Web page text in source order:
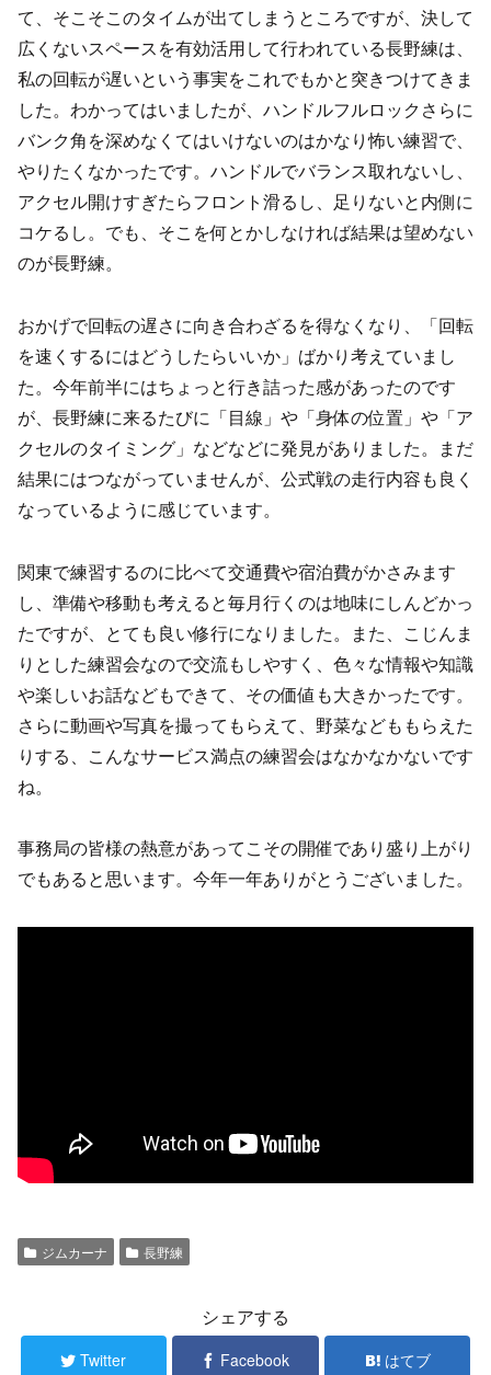
て、そこそこのタイムが出てしまうところですが、決して
広くないスペースを有効活用して行われている長野練は、
私の回転が遅いという事実をこれでもかと突きつけてきま
した。わかってはいましたが、ハンドルフルロックさらに
バンク角を深めなくてはいけないのはかなり怖い練習で、
やりたくなかったです。ハンドルでバランス取れないし、
アクセル開けすぎたらフロント滑るし、足りないと内側に
コケるし。でも、そこを何とかしなければ結果は望めない
のが長野練。
おかげで回転の遅さに向き合わざるを得なくなり、「回転
を速くするにはどうしたらいいか」ばかり考えていまし
た。今年前半にはちょっと行き詰った感があったのです
が、長野練に来るたびに「目線」や「身体の位置」や「ア
クセルのタイミング」などなどに発見がありました。まだ
結果にはつながっていませんが、公式戦の走行内容も良く
なっているように感じています。
関東で練習するのに比べて交通費や宿泊費がかさみます
し、準備や移動も考えると毎月行くのは地味にしんどかっ
たですが、とても良い修行になりました。また、こじんま
りとした練習会なので交流もしやすく、色々な情報や知識
や楽しいお話などもできて、その価値も大きかったです。
さらに動画や写真を撮ってもらえて、野菜などももらえた
りする、こんなサービス満点の練習会はなかなかないです
ね。
事務局の皆様の熱意があってこその開催であり盛り上がり
でもあると思います。今年一年ありがとうございました。
ジムカーナ 長野練
シェアする
Twitter Facebook はてブ